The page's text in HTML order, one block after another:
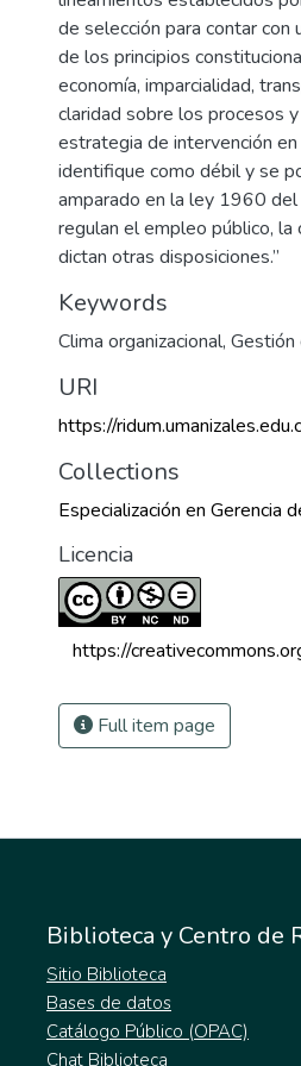
de selección para contar
de los principios
economía, imparcialidad,
claridad sobre los procesos
estrategia de intervención
identifique como débil y se
amparado en la ley 1960
regulan el empleo público, la
dictan otras disposiciones.”
Keywords
Clima organizacional, Gestión
URI
https://
Collections
Especialización en Gerencia
Licencia
https://
Full item page
Biblioteca y Centro de
Sitio Biblioteca
Bases de datos
Catálogo Público (OPAC)
Chat Biblioteca